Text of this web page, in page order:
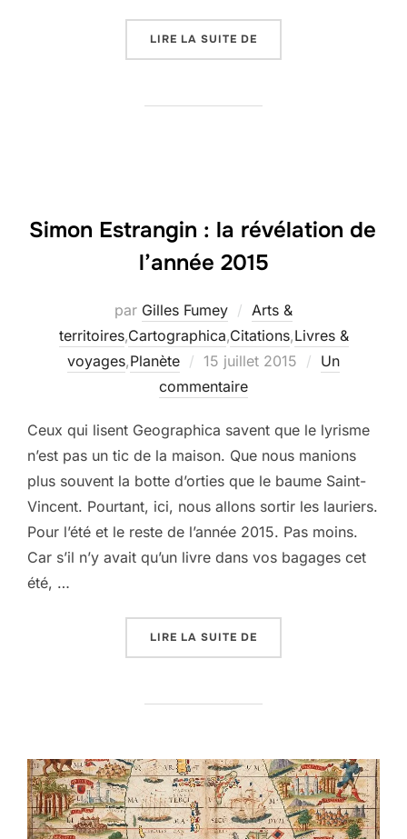
LIRE LA SUITE DE
Simon Estrangin : la révélation de
l’année 2015
par Gilles Fumey
Arts &
territoires,Cartographica,Citations,Livres &
voyages,Planète
Publié
le
15 juillet 2015
Un
commentaire
Ceux qui lisent Geographica savent que le lyrisme
n’est pas un tic de la maison. Que nous manions
plus souvent la botte d’orties que le baume Saint-
Vincent. Pourtant, ici, nous allons sortir les lauriers.
Pour l’été et le reste de l’année 2015. Pas moins.
Car s’il n’y avait qu’un livre dans vos bagages cet
été, …
LIRE LA SUITE DE